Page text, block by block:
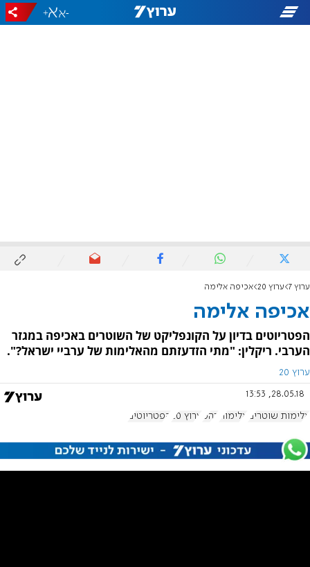
-
+
ערוץ 7 ערוץ 20 אכיפה אלימה
אכיפה אלימה
הפטריוטים בדיון על הקונפליקט של השוטרים באכיפה במגזר
הערבי. ריקלין: "מתי הזדעזתם מהאלימות של ערביי ישראל?".
ערוץ 20
28.05.18, 13:53
אלימות שוטרים אלימות רהט ערוץ 20 הפטריוטים